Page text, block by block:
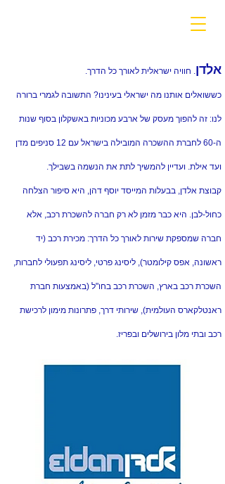
אלדן. חוויה ישראלית לאורך כל הדרך.
כששואלים אותנו מה ישראלי בעינינו? התשובה לגמרי ברורה
לנו: זה להפוך מעסק של ארבע מכוניות באשקלון בסוף שנות
ה-60 לחברת ההשכרה המובילה בישראל עם 12 סניפים מדן
ועד אילת. ועדיין להמשיך לתת את הנשמה בשבילך.
קבוצת אלדן, בבעלות המייסד יוסף דהן, היא סיפור הצלחה
כחול-לבן. היא כבר מזמן לא רק חברה להשכרת רכב, אלא
חברה שמספקת שירות לאורך כל הדרך: מכירת רכב (יד
ראשונה, אפס קילומטר), ליסינג פרטי, ליסינג תפעולי לחברות,
השכרת רכב בארץ, השכרת רכב בחו"ל (באמצעות חברת
ראנטלקארס העולמית), שירותי דרך, פתרונות מימון לרכישת
רכב ובתי מלון בירושלים ובפריז.